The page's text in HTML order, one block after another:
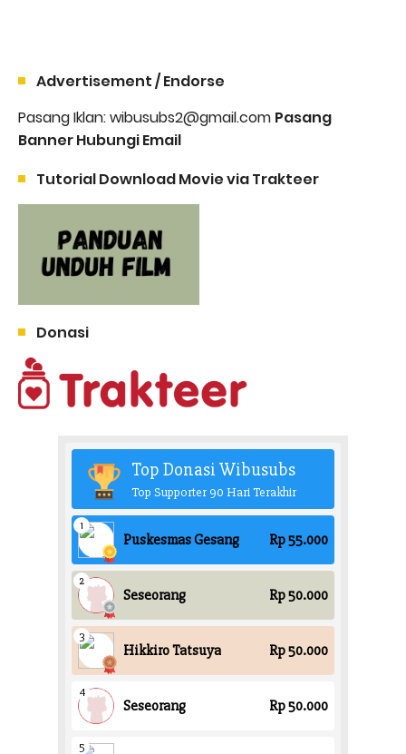
Advertisement / Endorse
Pasang Iklan: wibusubs2@gmail.com Pasang
Banner Hubungi Email
Tutorial Download Movie via Trakteer
Donasi